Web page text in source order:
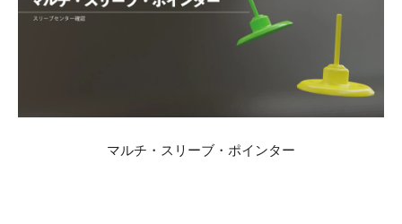
マルチ・スリーブ・ポインター